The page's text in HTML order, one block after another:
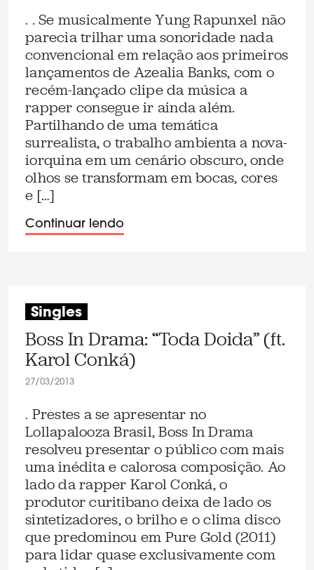
. . Se musicalmente Yung Rapunxel não
parecia trilhar uma sonoridade nada
convencional em relação aos primeiros
lançamentos de Azealia Banks, com o
recém-lançado clipe da música a
rapper consegue ir ainda além.
Partilhando de uma temática
surrealista, o trabalho ambienta a nova-
iorquina em um cenário obscuro, onde
olhos se transformam em bocas, cores
e […]
Continuar lendo
Singles
Boss In Drama: “Toda Doida” (ft.
Karol Conká)
27/03/2013
. Prestes a se apresentar no
Lollapalooza Brasil, Boss In Drama
resolveu presentar o público com mais
uma inédita e calorosa composição. Ao
lado da rapper Karol Conká, o
produtor curitibano deixa de lado os
sintetizadores, o brilho e o clima disco
que predominou em Pure Gold (2011)
para lidar quase exclusivamente com